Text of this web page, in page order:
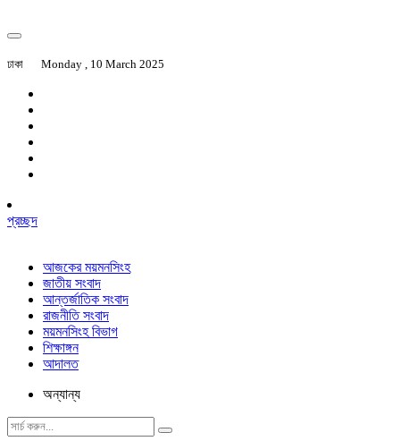
ঢাকা Monday , 10 March 2025
প্রচ্ছদ
আজকের ময়মনসিংহ
জাতীয় সংবাদ
আন্তর্জাতিক সংবাদ
রাজনীতি সংবাদ
ময়মনসিংহ বিভাগ
শিক্ষাঙ্গন
আদালত
অন্যান্য